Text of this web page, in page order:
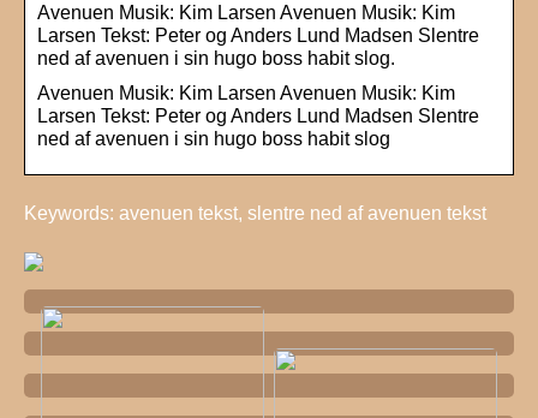
Avenuen Musik: Kim Larsen Avenuen Musik: Kim
Larsen Tekst: Peter og Anders Lund Madsen Slentre
ned af avenuen i sin hugo boss habit slog.
Avenuen Musik: Kim Larsen Avenuen Musik: Kim
Larsen Tekst: Peter og Anders Lund Madsen Slentre
ned af avenuen i sin hugo boss habit slog
Keywords: avenuen tekst, slentre ned af avenuen tekst